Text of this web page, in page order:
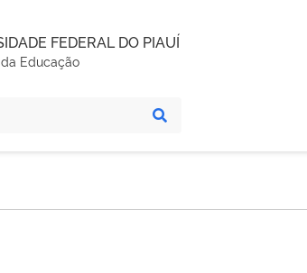
FEDERAL DO PIAUÍ
Educação